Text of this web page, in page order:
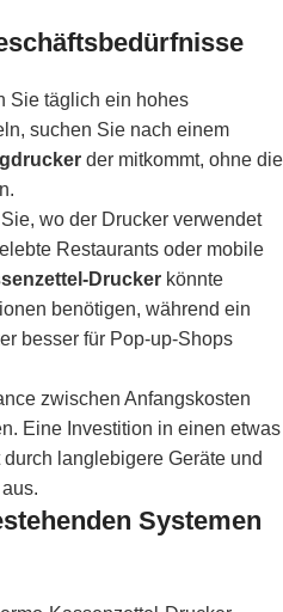
Sie täglich ein hohes
suchen Sie nach einem
der mitkommt, ohne die
wo der Drucker verwendet
Restaurants oder mobile
Drucker könnte
benötigen, während ein
besser für Pop-up-Shops
zwischen Anfangskosten
Eine Investition in einen etwas
langlebigere Geräte und
Systemen